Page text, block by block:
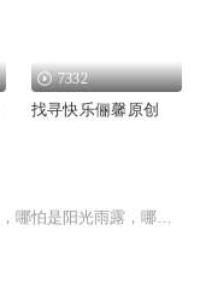
7332
找寻快乐俪馨原创